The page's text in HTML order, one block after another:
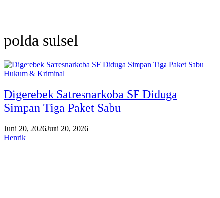
polda sulsel
Hukum & Kriminal
Digerebek Satresnarkoba SF Diduga
Simpan Tiga Paket Sabu
Juni 20, 2026Juni 20, 2026
Henrik